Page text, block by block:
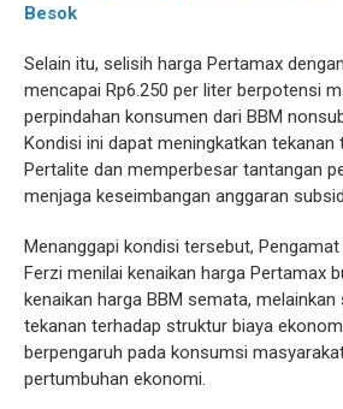
Besok
Selain itu, selisih harga Pertamax
mencapai Rp6.250 per liter berpotensi
perpindahan konsumen dari BBM
Kondisi ini dapat meningkatkan
Pertalite dan memperbesar tantangan
menjaga keseimbangan anggaran
Menanggapi kondisi tersebut,
Ferzi menilai kenaikan harga Pertamax
kenaikan harga BBM semata,
tekanan terhadap struktur biaya
berpengaruh pada konsumsi
pertumbuhan ekonomi.